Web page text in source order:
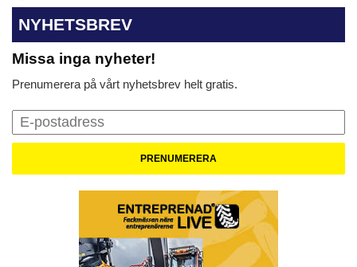
NYHETSBREV
Missa inga nyheter!
Prenumerera på vårt nyhetsbrev helt gratis.